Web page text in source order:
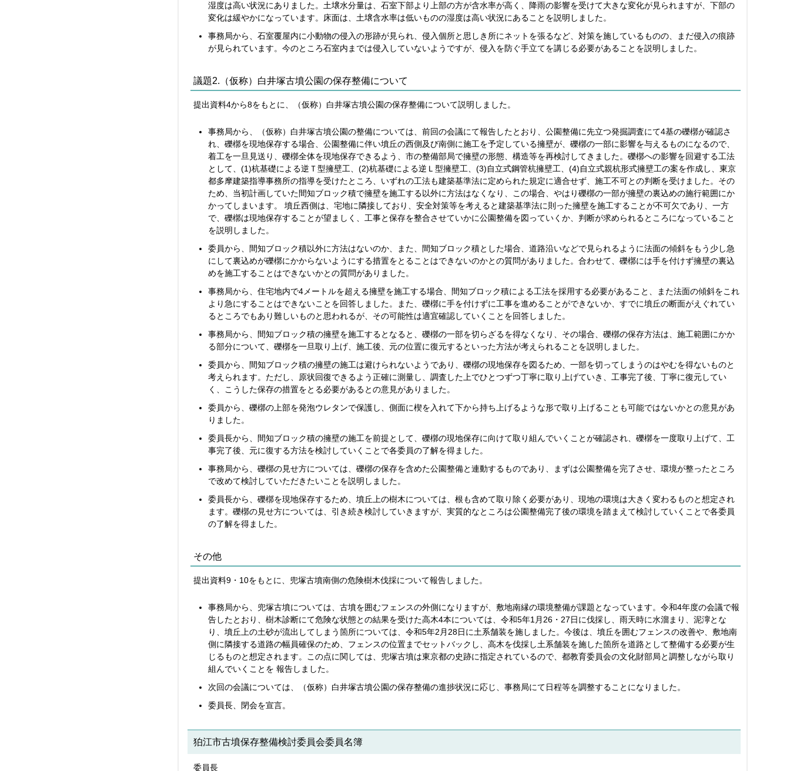
湿度は高い状況にありました。土壌水分量は、石室下部より上部の方が含水率が高く、降雨の影響を受けて大きな変化が見られますが、下部の
変化は緩やかになっています。床面は、土壌含水率は低いものの湿度は高い状況にあることを説明しました。
事務局から、石室覆屋内に小動物の侵入の形跡が見られ、侵入個所と思しき所にネットを張るなど、対策を施しているものの、まだ侵入の痕跡
が見られています。今のところ石室内までは侵入していないようですが、侵入を防ぐ手立てを講じる必要があることを説明しました。
議題2.（仮称）白井塚古墳公園の保存整備について
提出資料4から8をもとに、（仮称）白井塚古墳公園の保存整備について説明しました。
事務局から、（仮称）白井塚古墳公園の整備については、前回の会議にて報告したとおり、公園整備に先立つ発掘調査にて4基の礫槨が確認さ
れ、礫槨を現地保存する場合、公園整備に伴い墳丘の西側及び南側に施工を予定している擁壁が、礫槨の一部に影響を与えるものになるので、
着工を一旦見送り、礫槨全体を現地保存できるよう、市の整備部局で擁壁の形態、構造等を再検討してきました。礫槨への影響を回避する工法
として、(1)杭基礎による逆Ｔ型擁壁工、(2)杭基礎による逆Ｌ型擁壁工、(3)自立式鋼管杭擁壁工、(4)自立式親杭形式擁壁工の案を作成し、東京
都多摩建築指導事務所の指導を受けたところ、いずれの工法も建築基準法に定められた規定に適合せず、施工不可との判断を受けました。その
ため、当初計画していた間知ブロック積で擁壁を施工する以外に方法はなくなり、この場合、やはり礫槨の一部が擁壁の裏込めの施行範囲にか
かってしまいます。 墳丘西側は、宅地に隣接しており、安全対策等を考えると建築基準法に則った擁壁を施工することが不可欠であり、一方
で、礫槨は現地保存することが望ましく、工事と保存を整合させていかに公園整備を図っていくか、判断が求められるところになっていること
を説明しました。
委員から、間知ブロック積以外に方法はないのか、また、間知ブロック積とした場合、道路沿いなどで見られるように法面の傾斜をもう少し急
にして裏込めが礫槨にかからないようにする措置をとることはできないのかとの質問がありました。合わせて、礫槨には手を付けず擁壁の裏込
めを施工することはできないかとの質問がありました。
事務局から、住宅地内で4メートルを超える擁壁を施工する場合、間知ブロック積による工法を採用する必要があること、また法面の傾斜をこれ
より急にすることはできないことを回答しました。また、礫槨に手を付けずに工事を進めることができないか、すでに墳丘の断面がえぐれてい
るところでもあり難しいものと思われるが、その可能性は適宜確認していくことを回答しました。
事務局から、間知ブロック積の擁壁を施工するとなると、礫槨の一部を切らざるを得なくなり、その場合、礫槨の保存方法は、施工範囲にかか
る部分について、礫槨を一旦取り上げ、施工後、元の位置に復元するといった方法が考えられることを説明しました。
委員から、間知ブロック積の擁壁の施工は避けられないようであり、礫槨の現地保存を図るため、一部を切ってしまうのはやむを得ないものと
考えられます。ただし、原状回復できるよう正確に測量し、調査した上でひとつずつ丁寧に取り上げていき、工事完了後、丁寧に復元してい
く、こうした保存の措置をとる必要があるとの意見がありました。
委員から、礫槨の上部を発泡ウレタンで保護し、側面に楔を入れて下から持ち上げるような形で取り上げることも可能ではないかとの意見があ
りました。
委員長から、間知ブロック積の擁壁の施工を前提として、礫槨の現地保存に向けて取り組んでいくことが確認され、礫槨を一度取り上げて、工
事完了後、元に復する方法を検討していくことで各委員の了解を得ました。
事務局から、礫槨の見せ方については、礫槨の保存を含めた公園整備と連動するものであり、まずは公園整備を完了させ、環境が整ったところ
で改めて検討していただきたいことを説明しました。
委員長から、礫槨を現地保存するため、墳丘上の樹木については、根も含めて取り除く必要があり、現地の環境は大きく変わるものと想定され
ます。礫槨の見せ方については、引き続き検討していきますが、実質的なところは公園整備完了後の環境を踏まえて検討していくことで各委員
の了解を得ました。
その他
提出資料9・10をもとに、兜塚古墳南側の危険樹木伐採について報告しました。
事務局から、兜塚古墳については、古墳を囲むフェンスの外側になりますが、敷地南縁の環境整備が課題となっています。令和4年度の会議で報
告したとおり、樹木診断にて危険な状態との結果を受けた高木4本については、令和5年1月26・27日に伐採し、雨天時に水溜まり、泥濘とな
り、墳丘上の土砂が流出してしまう箇所については、令和5年2月28日に土系舗装を施しました。今後は、墳丘を囲むフェンスの改善や、敷地南
側に隣接する道路の幅員確保のため、フェンスの位置までセットバックし、高木を伐採し土系舗装を施した箇所を道路として整備する必要が生
じるものと想定されます。この点に関しては、兜塚古墳は東京都の史跡に指定されているので、都教育委員会の文化財部局と調整しながら取り
組んでいくことを 報告しました。
次回の会議については、（仮称）白井塚古墳公園の保存整備の進捗状況に応じ、事務局にて日程等を調整することになりました。
委員長、閉会を宣言。
狛江市古墳保存整備検討委員会委員名簿
委員長